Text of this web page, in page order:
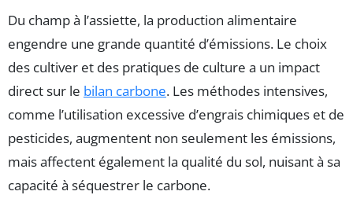
Du champ à l’assiette, la production alimentaire
engendre une grande quantité d’émissions. Le choix
des cultiver et des pratiques de culture a un impact
direct sur le bilan carbone. Les méthodes intensives,
comme l’utilisation excessive d’engrais chimiques et de
pesticides, augmentent non seulement les émissions,
mais affectent également la qualité du sol, nuisant à sa
capacité à séquestrer le carbone.